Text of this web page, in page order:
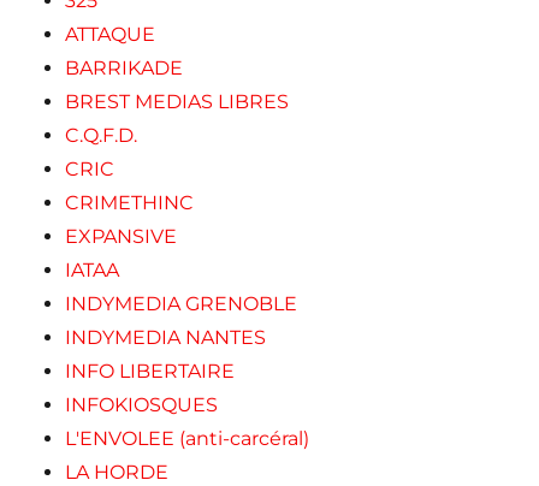
ATTAQUE
BARRIKADE
BREST MEDIAS LIBRES
C.Q.F.D.
CRIC
CRIMETHINC
EXPANSIVE
IATAA
INDYMEDIA GRENOBLE
INDYMEDIA NANTES
INFO LIBERTAIRE
INFOKIOSQUES
L'ENVOLEE (anti-carcéral)
LA HORDE